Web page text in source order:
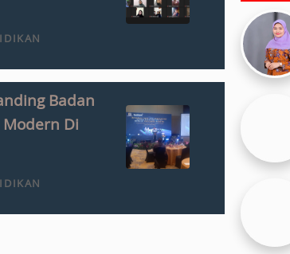
Badan
Modern Di